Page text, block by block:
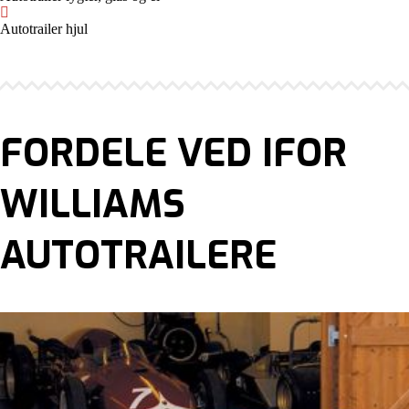
Autotrailer hjul
FORDELE VED IFOR
WILLIAMS
AUTOTRAILERE